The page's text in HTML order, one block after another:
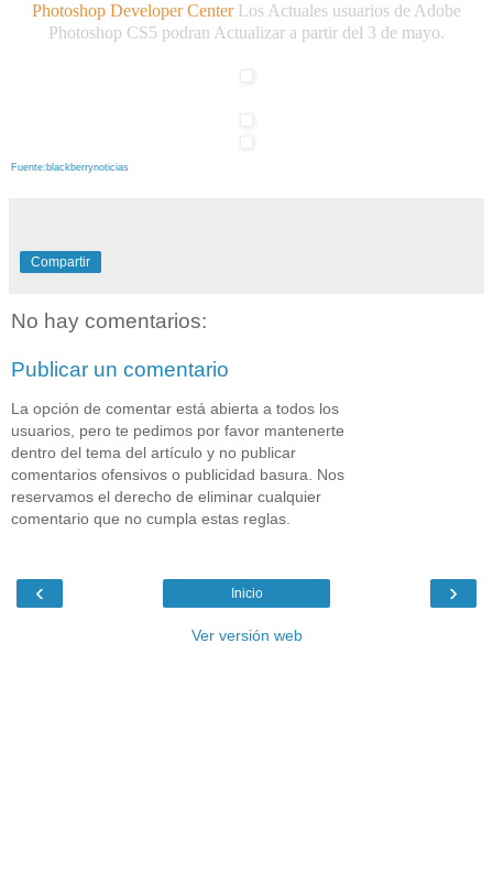
Photoshop Developer CenterLos Actuales usuarios de Adobe
Photoshop CS5 podran Actualizar a partir del 3 de mayo.
Fuente:blackberrynoticias
Compartir
No hay comentarios:
Publicar un comentario
La opción de comentar está abierta a todos los
usuarios, pero te pedimos por favor mantenerte
dentro del tema del artículo y no publicar
comentarios ofensivos o publicidad basura. Nos
reservamos el derecho de eliminar cualquier
comentario que no cumpla estas reglas.
‹ ›
Inicio
Ver versión web